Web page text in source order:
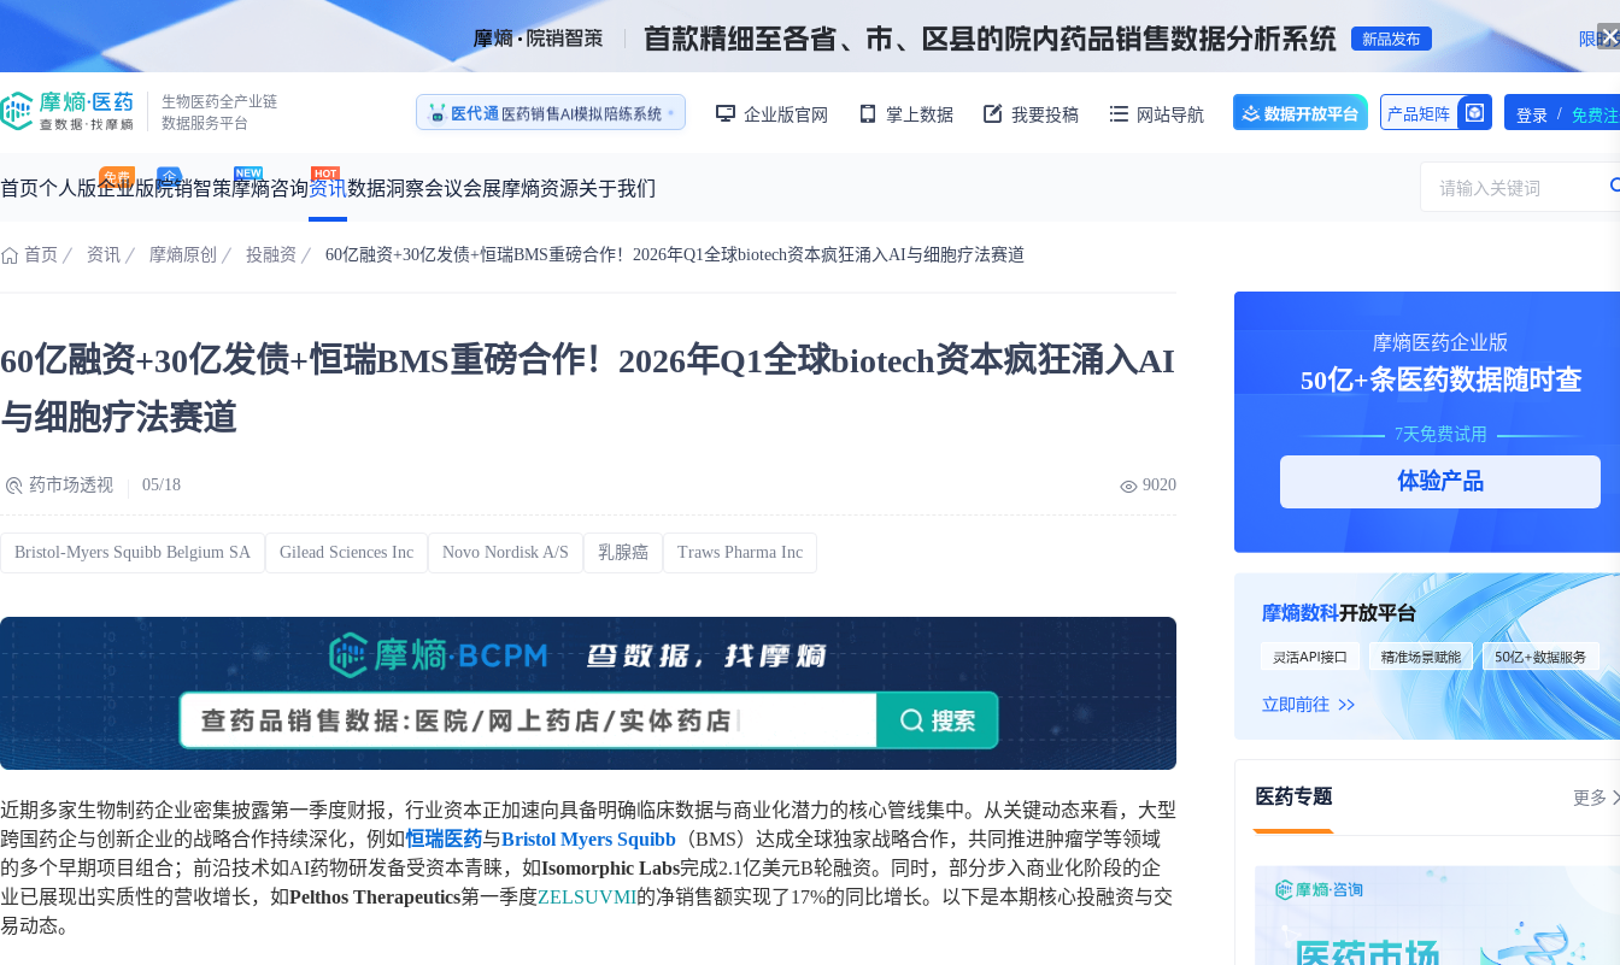
生物医药全产业链
数据服务平台
医代通 医药销售AI模拟陪练系统
1:1还原医生拜访场景
企业版官网 掌上数据 我要投稿 网站导航 产品矩阵 登录 / 免费
首页个人版企业版院销智策摩熵咨询
产品立项评估及管线规划
数据定制服务
产业/行业调研
报告大厅
资讯
深度分析
过评精选
政策法规
时讯
医药洞见
会议
前沿研究 招标采购
公司动态
人事变动
行业分析
审批动态
医药投融资
数据洞察
医药市场洞察中心
基于市场数据，为您提供全面的市场趋势分析与决策支持
2026年Q1总销售额：3,066亿元
全球药物研发中心
药品生产企业
临床进展
投融资事件
机构查询
会议会展摩熵资源
回放 从实验室到10亿爆款：创新药商业化的选择、组织与执行
王中健
2026-07-24 20:00-21:00
已收录4365条供需信息
最新供需：
转让厂房/资产/设备/设施
关于我们
团队介绍
请输入关键词
首页 资讯 摩熵原创 投融资 60亿融资+30亿发债+恒瑞BMS重磅合作！2026年Q1全球biotech资本疯狂涌入AI与细胞疗法赛道
60亿融资+30亿发债+恒瑞BMS重磅合作！2026年Q1全球biotech资本疯狂涌入AI
与细胞疗法赛道
药市场透视 05/18 9020
Bristol-Myers Squibb Belgium SA Gilead Sciences Inc Novo Nordisk A/S 乳腺癌 Traws Pharma Inc
近期多家生物制药企业密集披露第一季度财报，行业资本正加速向具备明确临床数据与商业化潜力的核心管线集中。从关键动态来看，大型
跨国药企与创新企业的战略合作持续深化，例如恒瑞医药与Bristol Myers Squibb （BMS）达成全球独家战略合作，共同推进肿瘤学等领域
的多个早期项目组合；前沿技术如AI药物研发备受资本青睐，如Isomorphic Labs完成2.1亿美元B轮融资。同时，部分步入商业化阶段的企
业已展现出实质性的营收增长，如Pelthos Therapeutics第一季度ZELSUVMI的净销售额实现了17%的同比增长。以下是本期核心投融资与交
易动态。
摩熵医药企业版
50亿+条医药数据随时查
7天免费试用
体验产品
医药专题 更多